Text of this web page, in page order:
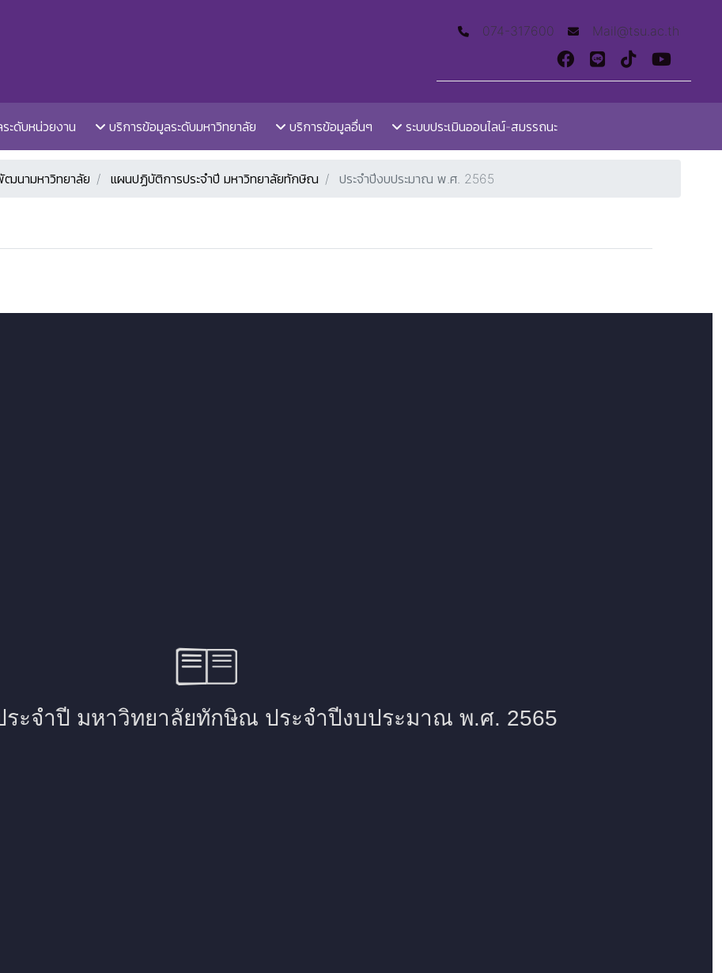
074-317600 Mail@tsu.ac.th
ะดับหน่วยงาน บริการข้อมูลระดับมหาวิทยาลัย บริการข้อมูลอื่นๆ ระบบประเมินออนไลน์-สมรรถนะ
นามหาวิทยาลัย แผนปฏิบัติการประจำปี มหาวิทยาลัยทักษิณ ประจำปีงบประมาณ พ.ศ. 2565